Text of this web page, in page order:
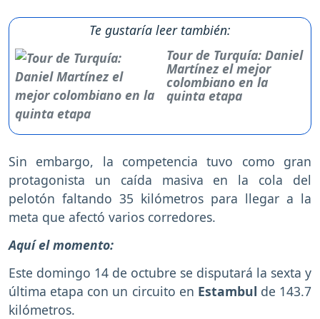
Te gustaría leer también:
Tour de Turquía: Daniel
Martínez el mejor
colombiano en la
quinta etapa
Sin embargo, la competencia tuvo como gran
protagonista un caída masiva en la cola del
pelotón faltando 35 kilómetros para llegar a la
meta que afectó varios corredores.
Aquí el momento:
Este domingo 14 de octubre se disputará la sexta y
última etapa con un circuito en Estambul de 143.7
kilómetros.